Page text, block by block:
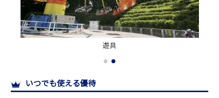
マイページ
サイトマップ
遊具
いつでも使える優待